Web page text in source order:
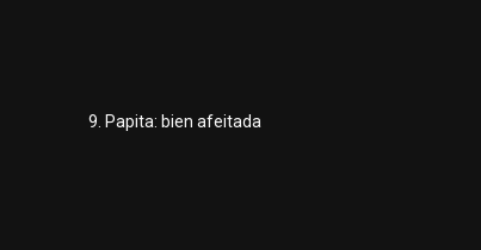
9. Papita: bien afeitada